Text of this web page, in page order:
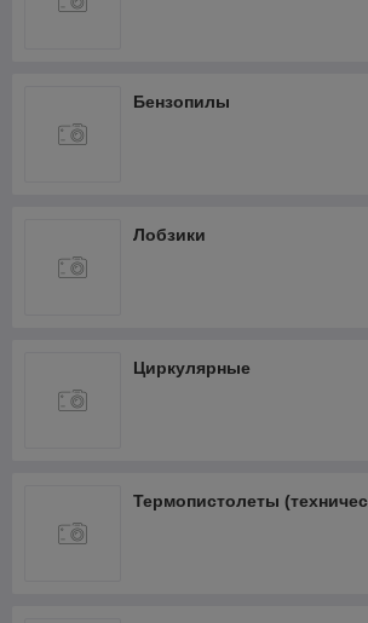
Бензопилы
Лобзики
Циркулярные
Термопистолеты